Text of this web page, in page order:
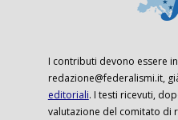
I contributi devono essere
redazione@federalismi.it,
editoriali. I testi ricevuti,
valutazione del comitato di